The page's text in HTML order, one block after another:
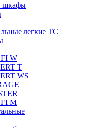
шкафы
легкие ТС
W
T
WS
M